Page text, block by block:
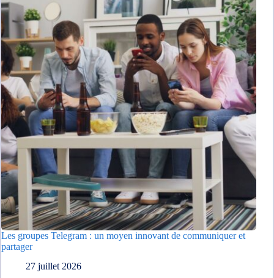
Les groupes Telegram : un moyen innovant de communiquer et
partager
27 juillet 2026